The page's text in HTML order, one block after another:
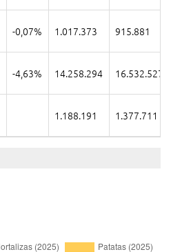
-0,07% 1.017.373 915.881
-4,63% 14.258.294 16.532.527
1.188.191 1.377.711